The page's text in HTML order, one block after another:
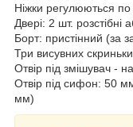
Ніжки регулюються по
Двері: 2 шт. розстібні
Борт: пристінний (за
Три висувних скриньки
Отвір під змішувач -
Отвір під сифон: 50
мм)